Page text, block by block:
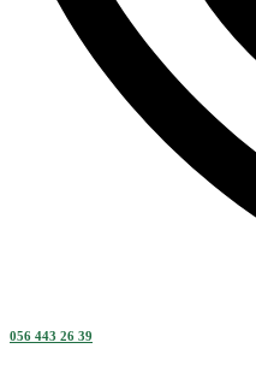
056 443 26 39